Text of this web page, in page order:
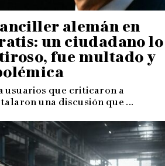
alemán en
un ciudadano lo
fue multado y
usuarios que criticaron a
una discusión que ...